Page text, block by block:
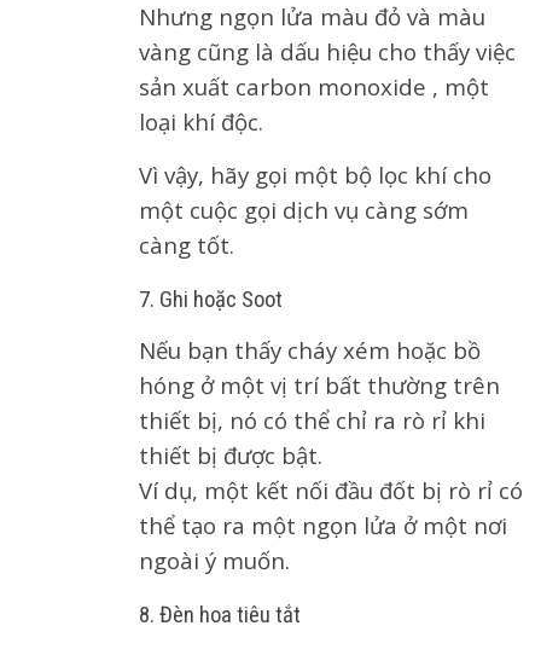
Nhưng ngọn lửa màu đỏ và màu
vàng cũng là dấu hiệu cho thấy việc
sản xuất carbon monoxide , một
loại khí độc.
Vì vậy, hãy gọi một bộ lọc khí cho
một cuộc gọi dịch vụ càng sớm
càng tốt.
7. Ghi hoặc Soot
Nếu bạn thấy cháy xém hoặc bồ
hóng ở một vị trí bất thường trên
thiết bị, nó có thể chỉ ra rò rỉ khi
thiết bị được bật.
Ví dụ, một kết nối đầu đốt bị rò rỉ có
thể tạo ra một ngọn lửa ở một nơi
ngoài ý muốn.
8. Đèn hoa tiêu tắt